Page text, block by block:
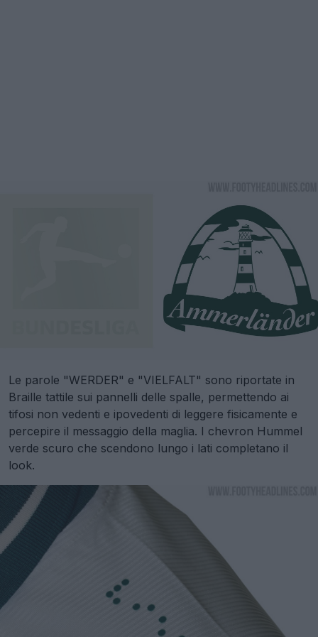
Le parole "WERDER" e "VIELFALT" sono riportate in
Braille tattile sui pannelli delle spalle, permettendo ai
tifosi non vedenti e ipovedenti di leggere fisicamente e
percepire il messaggio della maglia. I chevron Hummel
verde scuro che scendono lungo i lati completano il
look.